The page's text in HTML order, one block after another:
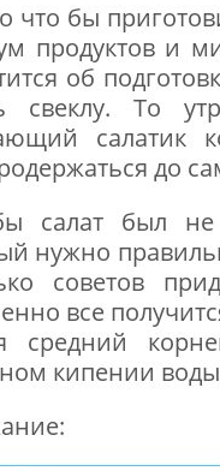
что бы
продуктов и
об
свеклу. То
салатик
до
салат был
нужно
советов
все
средний
кипении